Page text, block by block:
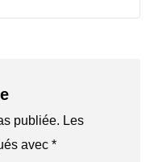
publiée. Les
avec *